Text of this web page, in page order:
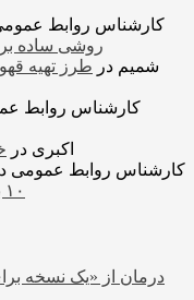
کارشناس روابط
روشی ساده
شمیم در طرز تهیه
کارشناس روابط
اکبری در
کارشناس روابط عمومی
۱۰ برند معتبر آجیل و خشکبار در ایران
درمان از «یک نسخه